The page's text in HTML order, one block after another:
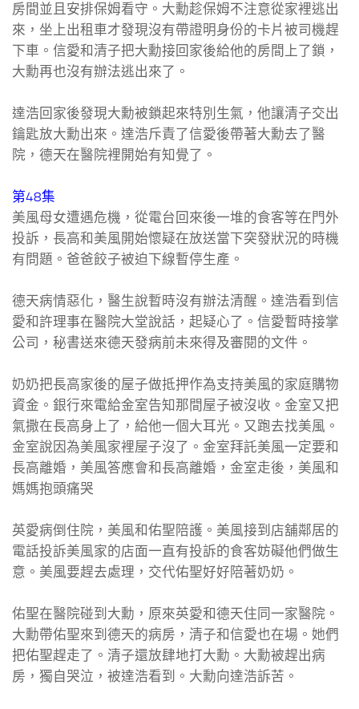
房間並且安排保姆看守。大勳趁保姆不注意從家裡逃出
來，坐上出租車才發現沒有帶證明身份的卡片被司機趕
下車。信愛和清子把大勳接回家後給他的房間上了鎖，
大勳再也沒有辦法逃出來了。
達浩回家後發現大勳被鎖起來特別生氣，他讓清子交出
鑰匙放大勳出來。達浩斥責了信愛後帶著大勳去了醫
院，德天在醫院裡開始有知覺了。
第48集
美風母女遭遇危機，從電台回來後一堆的食客等在門外
投訴，長高和美風開始懷疑在放送當下突發狀況的時機
有問題。爸爸餃子被迫下線暫停生產。
德天病情惡化，醫生說暫時沒有辦法清醒。達浩看到信
愛和許理事在醫院大堂說話，起疑心了。信愛暫時接掌
公司，秘書送來德天發病前未來得及審閱的文件。
奶奶把長高家後的屋子做抵押作為支持美風的家庭購物
資金。銀行來電給金室告知那間屋子被沒收。金室又把
氣撒在長高身上了，給他一個大耳光。又跑去找美風。
金室說因為美風家裡屋子沒了。金室拜託美風一定要和
長高離婚，美風答應會和長高離婚，金室走後，美風和
媽媽抱頭痛哭
英愛病倒住院，美風和佑聖陪護。美風接到店舖鄰居的
電話投訴美風家的店面一直有投訴的食客妨礙他們做生
意。美風要趕去處理，交代佑聖好好陪著奶奶。
佑聖在醫院碰到大勳，原來英愛和德天住同一家醫院。
大勳帶佑聖來到德天的病房，清子和信愛也在場。她們
把佑聖趕走了。清子還放肆地打大勳。大勳被趕出病
房，獨自哭泣，被達浩看到。大勳向達浩訴苦。